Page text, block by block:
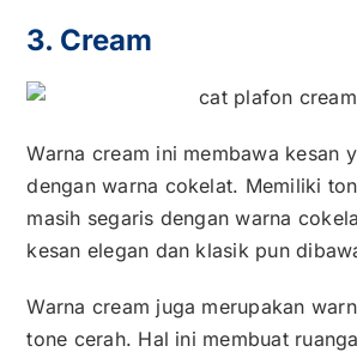
3. Cream
Warna cream ini membawa kesan
dengan warna cokelat. Memiliki
masih segaris dengan warna
kesan elegan dan klasik pun
Warna cream juga merupakan
tone cerah. Hal ini membuat